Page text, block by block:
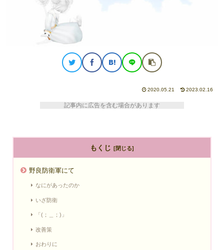
2020.05.21 2023.02.16
記事内に広告を含む場合があります
もくじ
野良防衛軍にて
なにがあったのか
いざ防衛
「(；＿；)」
改善策
おわりに